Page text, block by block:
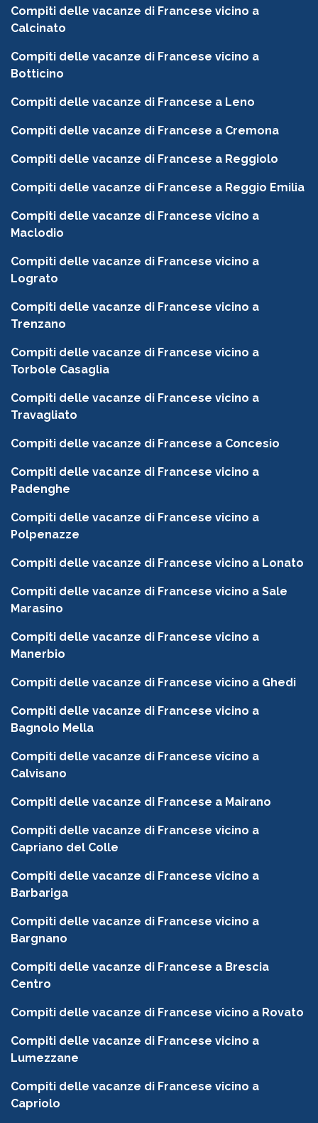
Compiti delle vacanze di Francese vicino a
Calcinato
Compiti delle vacanze di Francese vicino a
Botticino
Compiti delle vacanze di Francese a Leno
Compiti delle vacanze di Francese a Cremona
Compiti delle vacanze di Francese a Reggiolo
Compiti delle vacanze di Francese a Reggio Emilia
Compiti delle vacanze di Francese vicino a
Maclodio
Compiti delle vacanze di Francese vicino a
Lograto
Compiti delle vacanze di Francese vicino a
Trenzano
Compiti delle vacanze di Francese vicino a
Torbole Casaglia
Compiti delle vacanze di Francese vicino a
Travagliato
Compiti delle vacanze di Francese a Concesio
Compiti delle vacanze di Francese vicino a
Padenghe
Compiti delle vacanze di Francese vicino a
Polpenazze
Compiti delle vacanze di Francese vicino a Lonato
Compiti delle vacanze di Francese vicino a Sale
Marasino
Compiti delle vacanze di Francese vicino a
Manerbio
Compiti delle vacanze di Francese vicino a Ghedi
Compiti delle vacanze di Francese vicino a
Bagnolo Mella
Compiti delle vacanze di Francese vicino a
Calvisano
Compiti delle vacanze di Francese a Mairano
Compiti delle vacanze di Francese vicino a
Capriano del Colle
Compiti delle vacanze di Francese vicino a
Barbariga
Compiti delle vacanze di Francese vicino a
Bargnano
Compiti delle vacanze di Francese a Brescia
Centro
Compiti delle vacanze di Francese vicino a Rovato
Compiti delle vacanze di Francese vicino a
Lumezzane
Compiti delle vacanze di Francese vicino a
Capriolo